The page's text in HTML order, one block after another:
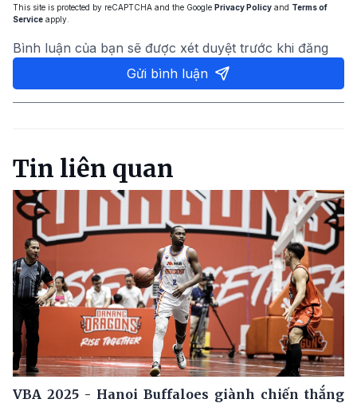
This site is protected by reCAPTCHA and the Google Privacy Policy and Terms of
Service apply.
Bình luận của bạn sẽ được xét duyệt trước khi đăng
Gửi bình luận
Tin liên quan
VBA 2025 - Hanoi Buffaloes giành chiến thắng